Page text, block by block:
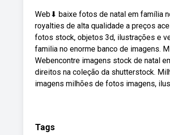
Web⬇ baixe fotos de natal em família
royalties de alta qualidade a preços
fotos stock, objetos 3d, ilustrações e
familia no enorme banco de imagens.
Webencontre imagens stock de natal
direitos na coleção da shutterstock.
imagens milhões de fotos imagens,
Tags